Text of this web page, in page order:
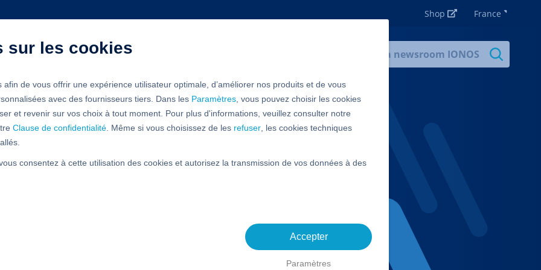
Shop France
en charge Red Hat
IONOS
certifié Red Hat,
et souverain.
sur les cookies
afin de vous offrir une expérience utilisateur optimale, d’améliorer nos produits et de vous
avec des fournisseurs tiers. Dans les Paramètres , vous pouvez choisir les cookies
et revenir sur vos choix à tout moment. Pour plus d'informations, veuillez consulter notre
Clause de confidentialité . Même si vous choisissez de les refuser , les cookies techniques
vous consentez à cette utilisation des cookies et autorisez la transmission de vos données à des
Accepter
Paramètres